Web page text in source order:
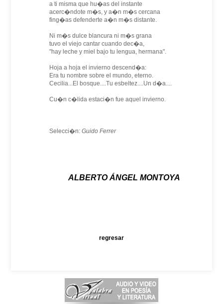
a ti misma que hu�as del instante
acerc�ndote m�s, y a�n m�s cercana
fing�as defenderte a�n m�s distante.
Ni m�s dulce blancura ni m�s grana
tuvo el viejo cantar cuando dec�a,
"hay leche y miel bajo tu lengua, hermana".
Hoja a hoja el invierno descend�a:
Era tu nombre sobre el mundo, eterno.
Cecilia...El bosque....Tu esbeltez....Un d�a....
Cu�n c�lida estaci�n fue aquel invierno.
Selecci�n: Guido Ferrer
ALBERTO ÁNGEL MONTOYA
regresar